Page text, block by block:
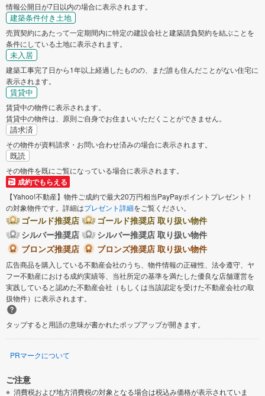
情報公開日が7日以内の場合に表示されます。
建築条件付き土地
売買契約にあたって一定期間内に特定の建設会社と建築請負契約を結ぶことを
条件にしている土地に表示されます。
未入居
建築工事完了日から1年以上経過したものの、まだ誰も住んだことがない住宅に
表示されます。
賃貸中
賃貸中の物件に表示されます。
賃貸中の物件は、原則ご自身でお住まいいただくことができません。
請求済
その物件が資料請求・お問い合わせ済みの場合に表示されます。
既読
その物件を既にご覧になっている場合に表示されます。
成約でもらえる
【Yahoo!不動産】物件ご成約で最大20万円相当PayPayポイントプレゼント！
の対象物件です。詳細はプレゼント詳細をご覧ください。
ゴールド推奨店
ゴールド推奨店 取り扱い物件
シルバー推奨店
シルバー推奨店 取り扱い物件
ブロンズ推奨店
ブロンズ推奨店 取り扱い物件
広告商品を購入している不動産会社のうち、物件情報の正確性、法令遵守、ヤ
フー不動産における成約実績等、当社所定の基準を満たした優良な店舗運営を
実践していると認めた不動産会社（もしくは当該認定を受けた不動産会社の取
扱物件）に表示されます。
タップすると用語の意味が書かれたポップアップが開きます。
PRマークについて
ご注意
消費税および地方消費税の対象となる場合は税込み価格が表示されていま